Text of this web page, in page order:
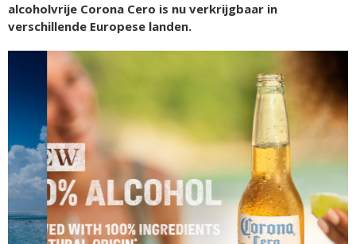
alcoholvrije Corona Cero is nu verkrijgbaar in
verschillende Europese landen.